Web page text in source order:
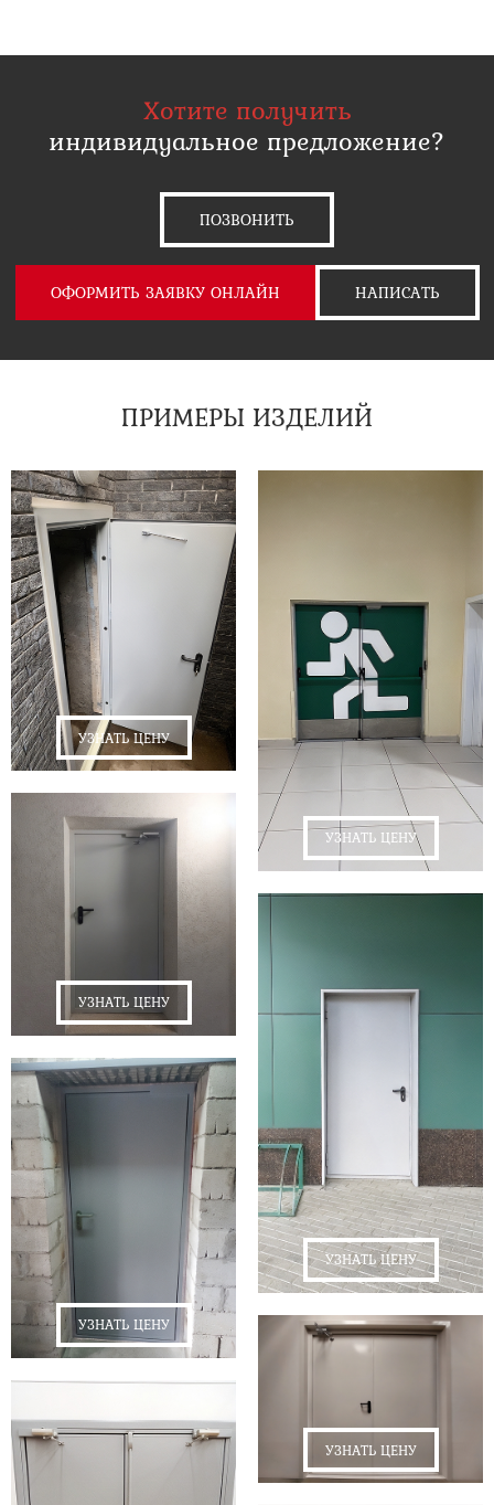
Хотите получить
индивидуальное предложение?
ПОЗВОНИТЬ
ОФОРМИТЬ ЗАЯВКУ ОНЛАЙН НАПИСАТЬ
ПРИМЕРЫ ИЗДЕЛИЙ
УЗНАТЬ ЦЕНУ
УЗНАТЬ ЦЕНУ
УЗНАТЬ ЦЕНУ
УЗНАТЬ ЦЕНУ
УЗНАТЬ ЦЕНУ
УЗНАТЬ ЦЕНУ